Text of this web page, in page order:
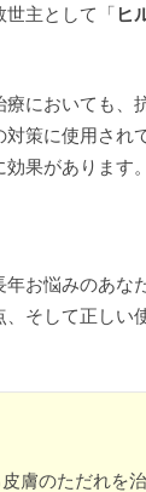
世主として「 ヒ
療においても、
対策に使用され
果があります。
お悩みのあな
そして正しい
膚のただれを